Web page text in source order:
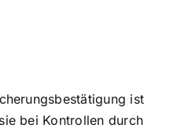
ist
bei Kontrollen durch